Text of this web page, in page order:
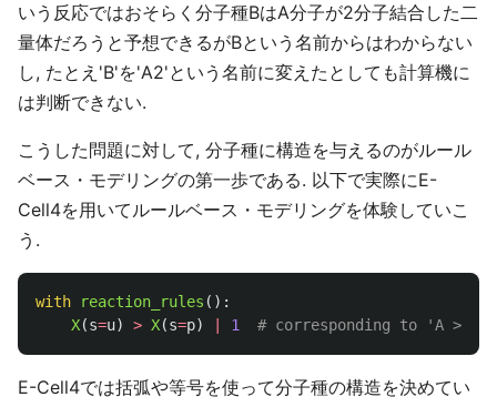
いう反応ではおそらく分子種BはA分子が2分子結合した二
量体だろうと予想できるがBという名前からはわからない
し, たとえ'B'を'A2'という名前に変えたとしても計算機に
は判断できない.
こうした問題に対して, 分子種に構造を与えるのがルール
ベース・モデリングの第一歩である. 以下で実際にE-
Cell4を用いてルールベース・モデリングを体験していこ
う.
with reaction_rules ():
X(s=u) > X(s=p) 1
E-Cell4では括弧や等号を使って分子種の構造を決めてい